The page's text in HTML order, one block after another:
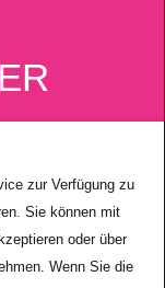
zur Verfügung zu
Sie können mit
oder über
Wenn Sie die